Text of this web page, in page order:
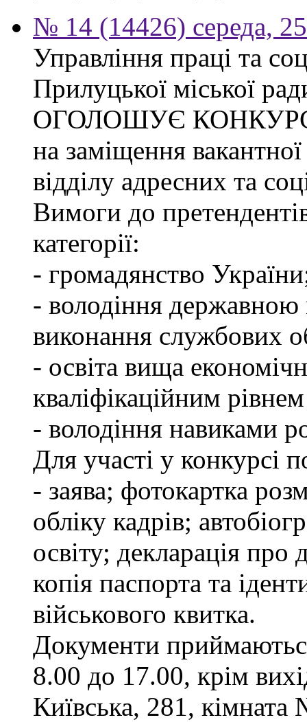
№ 14 (14426) середа,
Управління праці та
Прилуцької міської
ОГОЛОШУЄ
на заміщення вакантної
відділу адресних та
Вимоги до
категорії:
- громадянство
- володіння державною
виконання службових
- освіта вища
кваліфікаційним
- володіння навиками
Для участі у конкурсі
- заява; фотокартка
обліку кадрів;
освіту; декларація
копія паспорта та
військового квитка.
Документи
8.00 до 17.00, крім
Київська, 281,